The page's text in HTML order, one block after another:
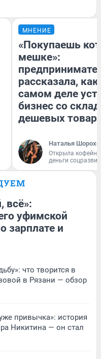
МНЕНИЕ
«Покупаешь
мешке»:
рассказала, как
самом деле
бизнес со
дешевых
Наталья
Открыла
деньги
всё»:
уфимской
зарплате и
что творится в
в Рязани — обзор
привычка»: история
Никитина — он стал